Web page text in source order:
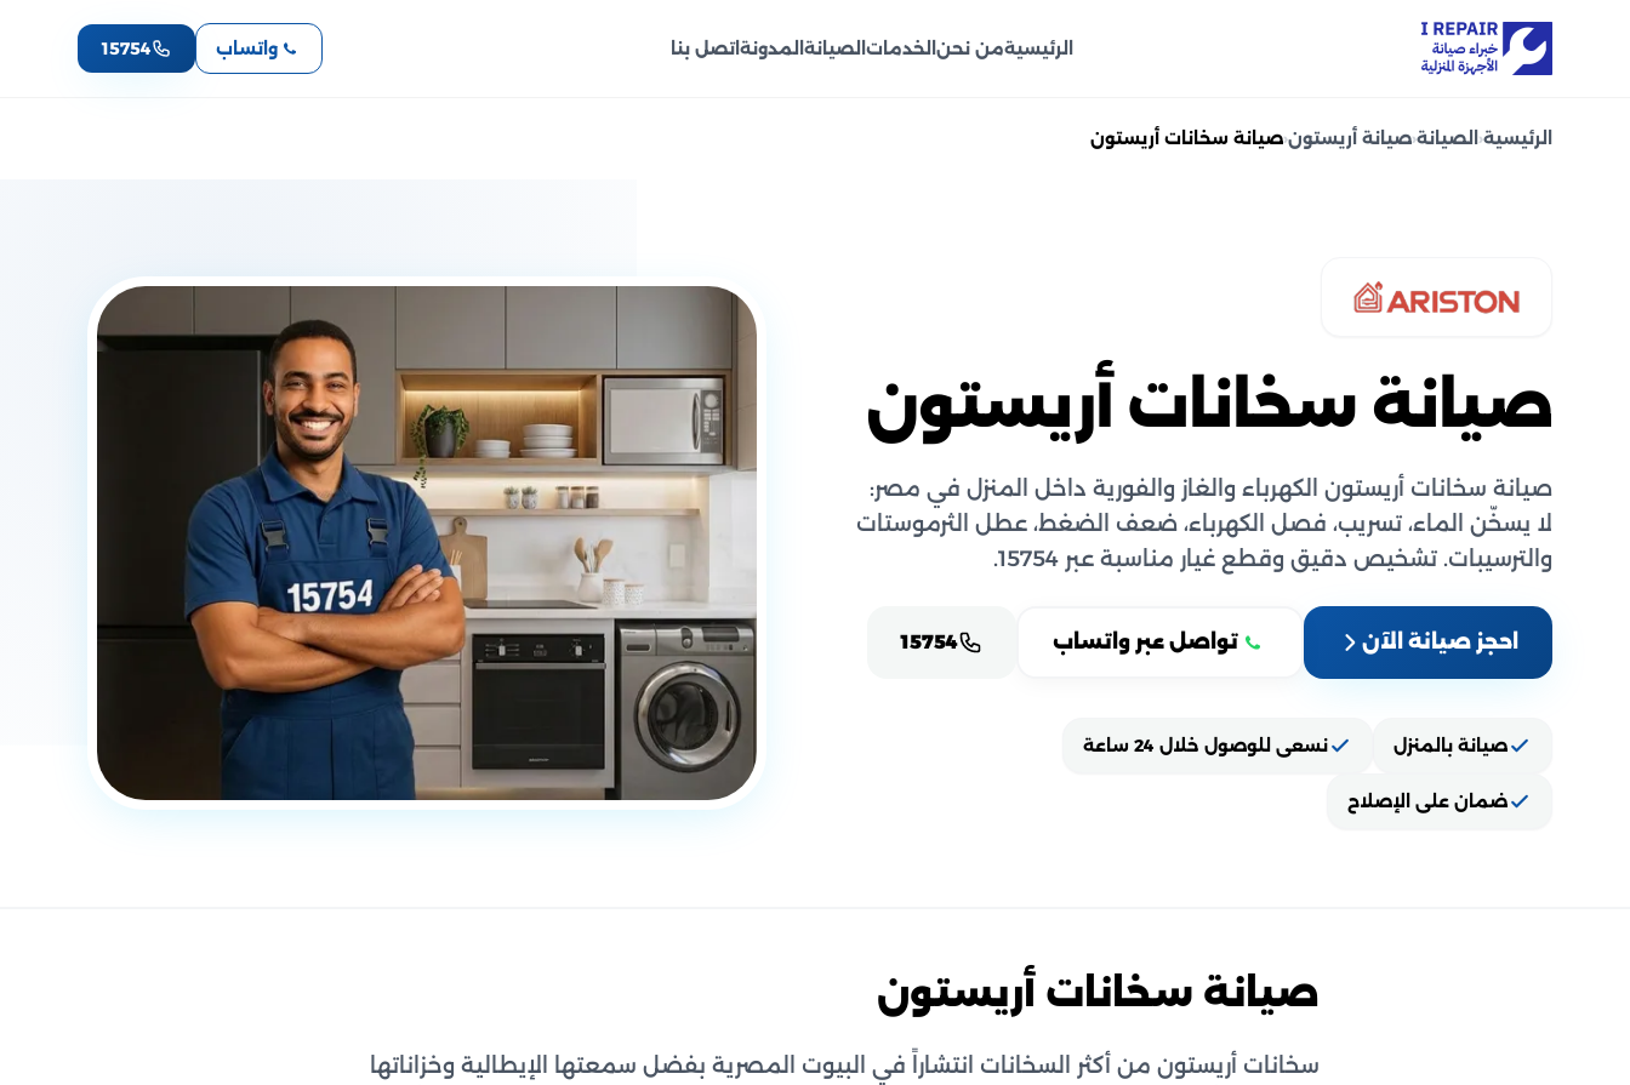
الرئيسيةمن نحن الخدمات الصيانة المدونةاتصل بنا واتساب 15754
الرئيسية‹ الصيانة‹صيانة أريستون‹صيانة سخانات أريستون
صيانة سخانات أريستون
صيانة سخانات أريستون الكهرباء والغاز والفورية داخل المنزل في مصر:
لا يسخّن الماء، تسريب، فصل الكهرباء، ضعف الضغط، عطل الثرموستات
والترسيبات. تشخيص دقيق وقطع غيار مناسبة عبر 15754.
احجز صيانة الآن تواصل عبر واتساب 15754
صيانة بالمنزل نسعى للوصول خلال 24 ساعة
ضمان على الإصلاح
صيانة سخانات أريستون
سخانات أريستون من أكثر السخانات انتشاراً في البيوت المصرية بفضل سمعتها الإيطالية وخزاناتها